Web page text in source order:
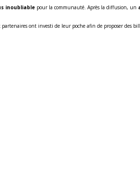
inoubliable pour la communauté. Après la diffusion, un
ont investi de leur poche afin de proposer des